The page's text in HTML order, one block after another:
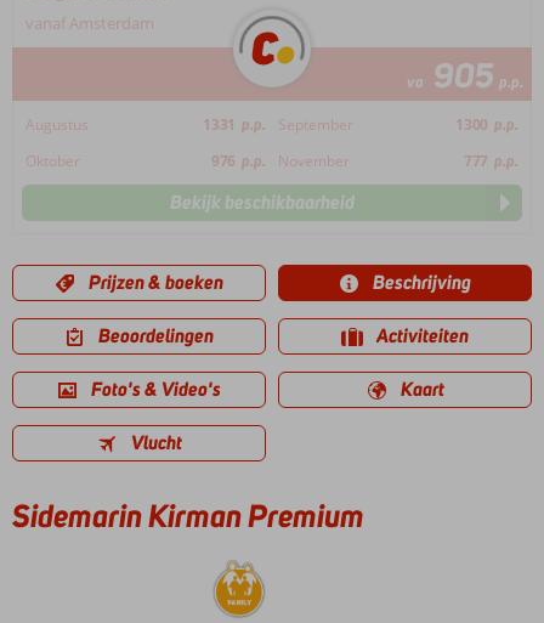
vanaf Amsterdam
va 905 p.p.
Augustus 1331 p.p. September 1300 p.p.
Oktober
976 p.p. November 777 p.p.
Bekijk beschikbaarheid
Prijzen & boeken Beschrijving
Beoordelingen Activiteiten
Foto's & Video's Kaart
Vlucht
Sidemarin Kirman Premium